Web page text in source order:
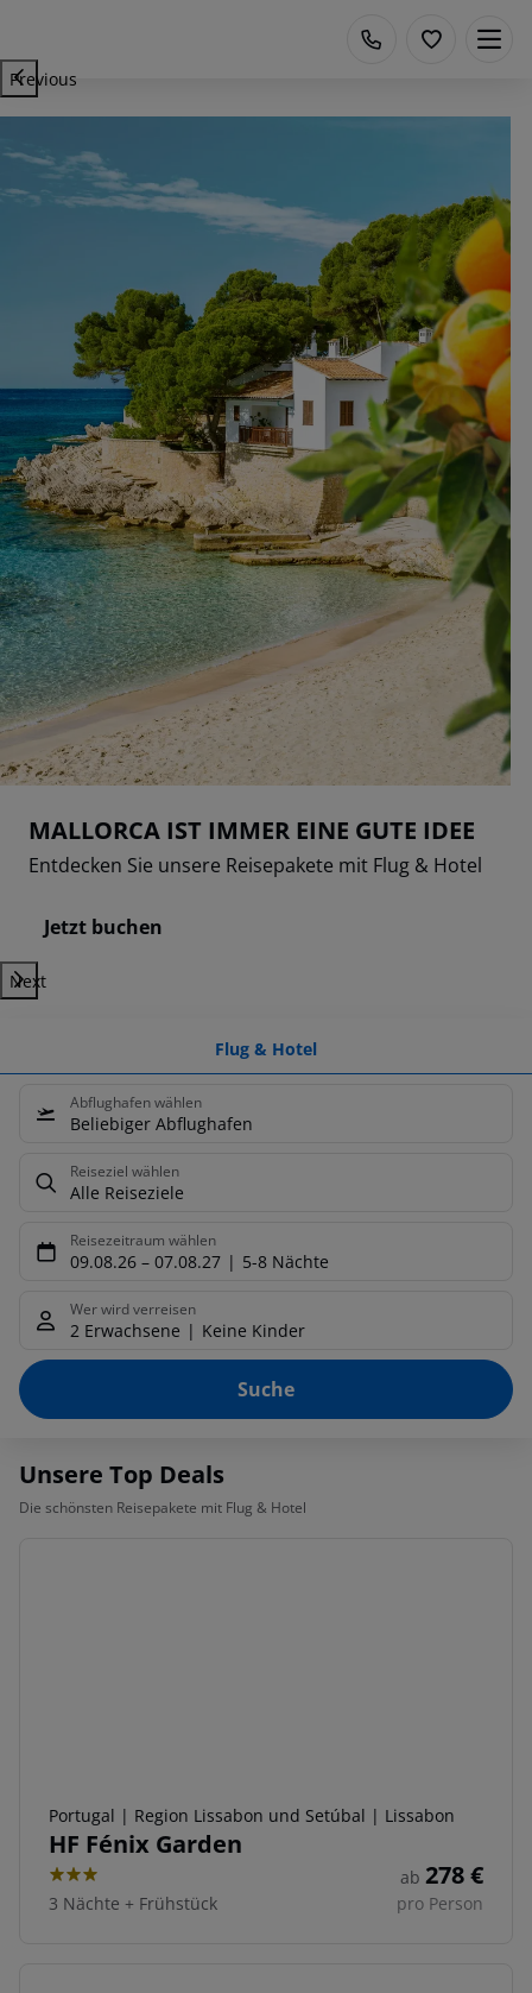
Previous
MALLORCA IST IMMER EINE GUTE IDEE
Entdecken Sie unsere Reisepakete mit Flug & Hotel
Jetzt buchen
Next
Flug & Hotel
Abflughafen wählen
Beliebiger Abflughafen
Reiseziel wählen
Alle Reiseziele
Reisezeitraum wählen
09.08.26 – 07.08.27 5-8 Nächte
Wer wird verreisen
2 Erwachsene Keine Kinder
Suche
Unsere Top Deals
Die schönsten Reisepakete mit Flug & Hotel
Portugal | Region Lissabon und Setúbal | Lissabon
HF Fénix Garden
3
3 Nächte + Frühstück
ab 278€
pro Person